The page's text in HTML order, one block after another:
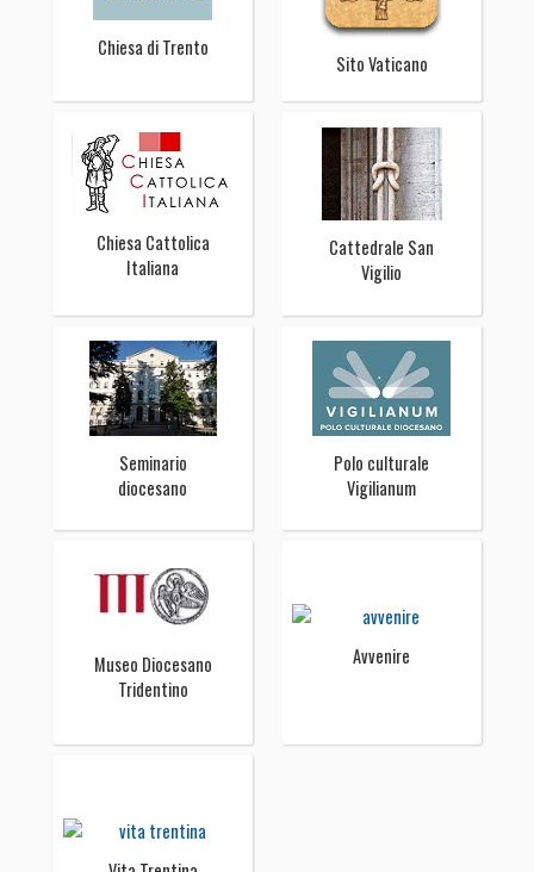
Chiesa di Trento
Sito Vaticano
Chiesa Cattolica
Italiana
Cattedrale San
Vigilio
Seminario
diocesano
Polo culturale
Vigilianum
Museo Diocesano
Tridentino
Avvenire